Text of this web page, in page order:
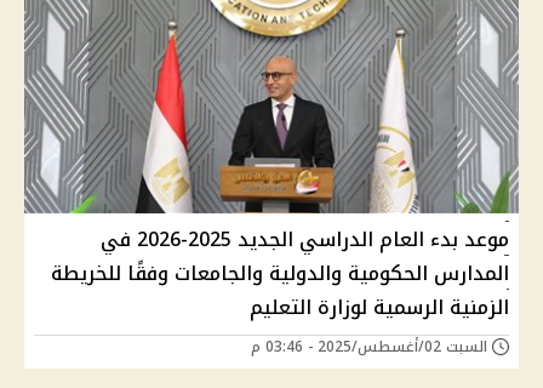
موعد بدء العام الدراسي الجديد 2025-2026 في
المدارس الحكومية والدولية والجامعات وفقًا للخريطة
الزمنية الرسمية لوزارة التعليم
السبت 02/أغسطس/2025 - 03:46 م